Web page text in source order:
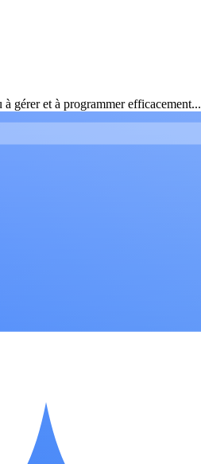
gérer et à programmer efficacement...